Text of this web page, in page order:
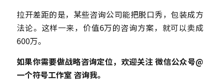
拉开差距的是，某些咨询公司能把脱口秀，包装成方
法论。这样一来，价值6万的咨询方案，就可以卖成
600万。
如果你需要做战略咨询定位，欢迎关注 微信公众号@
一个符号工作室 咨询我。